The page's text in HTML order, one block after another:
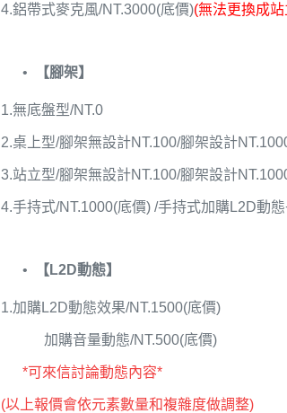
4.鋁帶式麥克風/NT.3000(底價)(無法更換成
【腳架】
1.無底盤型/NT.0
2.桌上型/腳架無設計NT.100/腳架設計
3.站立型/腳架無設計NT.100/腳架設計
4.手持式/NT.1000(底價) /手持式加購L2D動
【L2D動態】
1.加購L2D動態效果/NT.1500(底價)
加購音量動態/NT.500(底價)
*可來信討論動態內容*
(以上報價會依元素數量和複雜度做調整)​